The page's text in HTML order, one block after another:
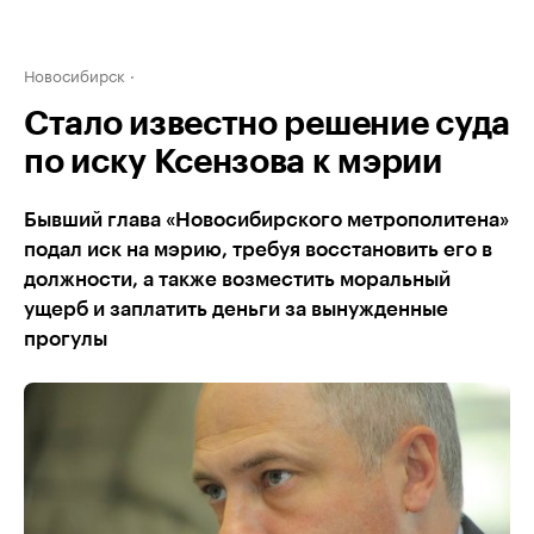
Новосибирск
Стало известно решение суда
по иску Ксензова к мэрии
Бывший глава «Новосибирского метрополитена»
подал иск на мэрию, требуя восстановить его в
должности, а также возместить моральный
ущерб и заплатить деньги за вынужденные
прогулы